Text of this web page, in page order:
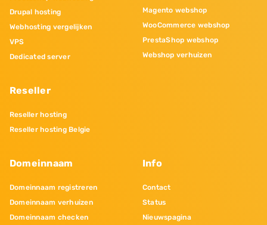
Drupal hosting
Webhosting vergelijken
VPS
Dedicated server
Reseller
Reseller hosting
Reseller hosting Belgie
Magento webshop
WooCommerce webshop
PrestaShop webshop
Webshop verhuizen
Domeinnaam
Domeinnaam registreren
Domeinnaam verhuizen
Domeinnaam checken
Info
Contact
Status
Nieuwspagina